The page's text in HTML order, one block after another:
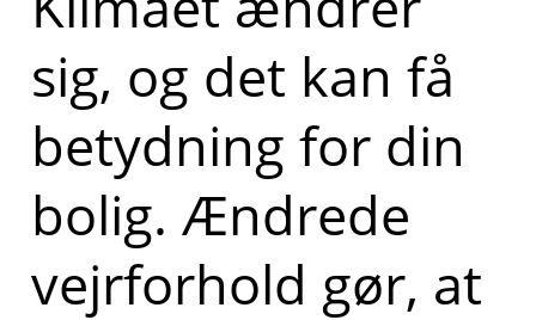
sig, og det kan få
betydning for din
bolig. Ændrede
vejrforhold gør, at